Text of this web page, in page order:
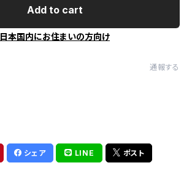
Add to cart
日本国内にお住まいの方向け
通報する
シェア LINE ポスト